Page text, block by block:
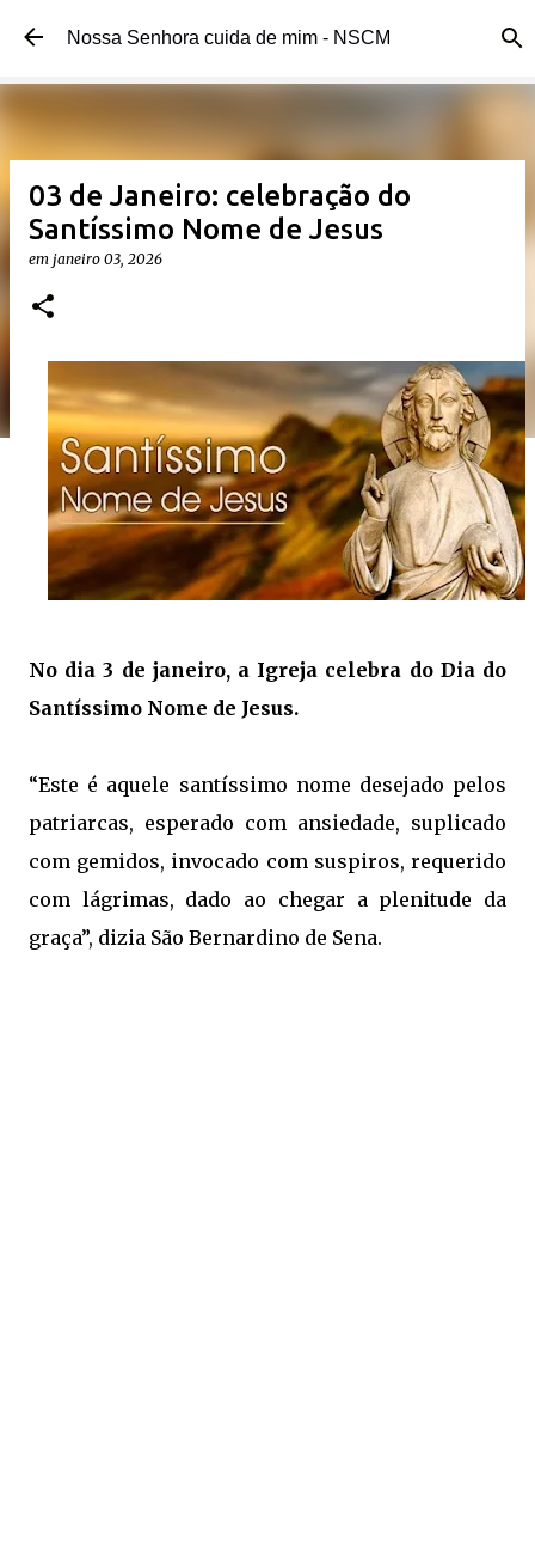
Pular para o conteúdo principal
Nossa Senhora cuida de mim - NSCM
03 de Janeiro: celebração do
Santíssimo Nome de Jesus
em janeiro 03, 2026
No dia 3 de janeiro, a Igreja celebra do Dia do
Santíssimo Nome de Jesus.
“Este é aquele santíssimo nome desejado pelos
patriarcas, esperado com ansiedade, suplicado
com gemidos, invocado com suspiros, requerido
com lágrimas, dado ao chegar a plenitude da
graça”, dizia São Bernardino de Sena.